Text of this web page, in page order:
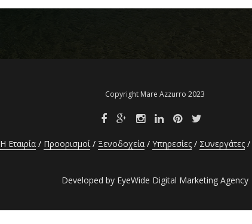
Copyright Mare Azzurro 2023
Η Εταιρία Προορισμοί Ξενοδοχεία Υπηρεσίες Συνεργάτες
Developed by EyeWide Digital Marketing Agency